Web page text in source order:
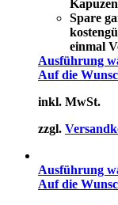
Spare
einmal
Ausführung
Auf die
inkl. MwSt.
zzgl.
Ausführung
Auf die